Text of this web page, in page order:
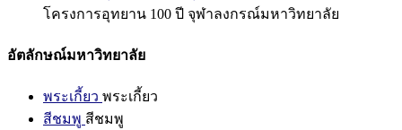
โครงการอุทยาน 100 ปี จุฬาลงกรณ์มหาวิทยาลัย
อัตลักษณ์มหาวิทยาลัย
พระเกี้ยว พระเกี้ยว
สีชมพู สีชมพู